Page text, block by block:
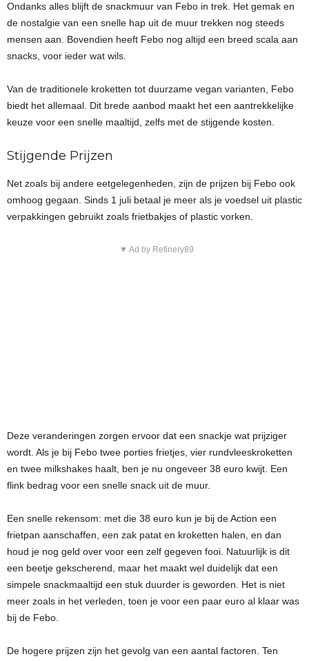
Ondanks alles blijft de snackmuur van Febo in trek. Het gemak en
de nostalgie van een snelle hap uit de muur trekken nog steeds
mensen aan. Bovendien heeft Febo nog altijd een breed scala aan
snacks, voor ieder wat wils.
Van de traditionele kroketten tot duurzame vegan varianten, Febo
biedt het allemaal. Dit brede aanbod maakt het een aantrekkelijke
keuze voor een snelle maaltijd, zelfs met de stijgende kosten.
Stijgende Prijzen
Net zoals bij andere eetgelegenheden, zijn de prijzen bij Febo ook
omhoog gegaan. Sinds 1 juli betaal je meer als je voedsel uit plastic
verpakkingen gebruikt zoals frietbakjes of plastic vorken.
▼ Ad by Refinery89
Deze veranderingen zorgen ervoor dat een snackje wat prijziger
wordt. Als je bij Febo twee porties frietjes, vier rundvleeskroketten
en twee milkshakes haalt, ben je nu ongeveer 38 euro kwijt. Een
flink bedrag voor een snelle snack uit de muur.
Een snelle rekensom: met die 38 euro kun je bij de Action een
frietpan aanschaffen, een zak patat en kroketten halen, en dan
houd je nog geld over voor een zelf gegeven fooi. Natuurlijk is dit
een beetje gekscherend, maar het maakt wel duidelijk dat een
simpele snackmaaltijd een stuk duurder is geworden. Het is niet
meer zoals in het verleden, toen je voor een paar euro al klaar was
bij de Febo.
De hogere prijzen zijn het gevolg van een aantal factoren. Ten